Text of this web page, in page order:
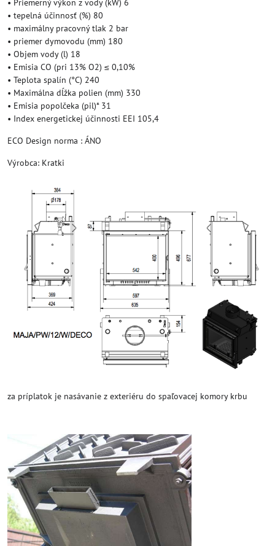
• Priemerný výkon z vody (kW) 6
• tepelná účinnosť (%) 80
• maximálny pracovný tlak 2 bar
• priemer dymovodu (mm) 180
• Objem vody (l) 18
• Emisia CO (pri 13% O2) ≤ 0,10%
• Teplota spalín (°C) 240
• Maximálna dĺžka polien (mm) 330
• Emisia popolčeka (pil)* 31
• Index energetickej účinnosti EEI 105,4
ECO Design norma : ÁNO
Výrobca: Kratki
za príplatok je nasávanie z exteriéru do spaľovacej komory krbu